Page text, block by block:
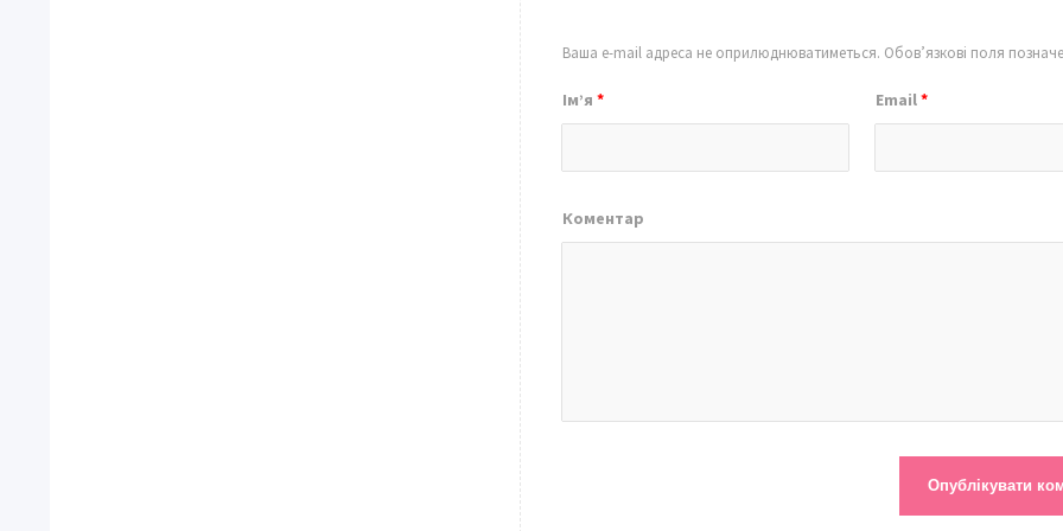
Ваша e-mail адреса не оприлюднюватиметься. Обов’язкові поля
Ім’я* Email*
Коментар